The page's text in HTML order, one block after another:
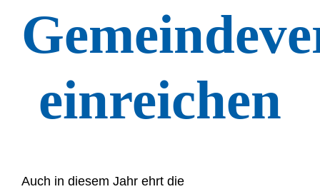
einreichen
Auch in diesem Jahr ehrt die